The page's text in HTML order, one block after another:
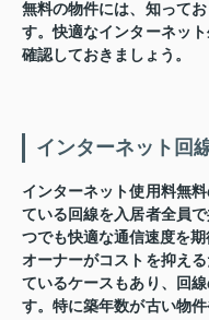
無料の物件には、知って
す。快適なインターネッ
確認しておきましょう。
インターネット回
インターネット使用料無
ている回線を入居者全員
つでも快適な通信速度を期
オーナーがコストを抑え
ているケースもあり、回
す。特に築年数が古い物